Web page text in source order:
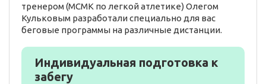
тренером (МСМК по легкой атлетике) Олегом
Кульковым разработали специально для вас
беговые программы на различные дистанции.
Индивидуальная подготовка к
забегу